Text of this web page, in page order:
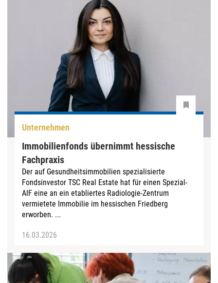
Unternehmen
Immobilienfonds übernimmt hessische
Fachpraxis
Der auf Gesundheitsimmobilien spezialisierte
Fondsinvestor TSC Real Estate hat für einen Spezial-
AIF eine an ein etabliertes Radiologie-Zentrum
vermietete Immobilie im hessischen Friedberg
erworben. ...
16.03.2026